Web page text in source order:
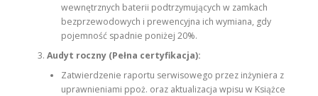
wewnętrznych baterii podtrzymujących w zamkach
bezprzewodowych i prewencyjna ich wymiana, gdy
pojemność spadnie poniżej 20%.
Audyt roczny (Pełna certyfikacja):
Zatwierdzenie raportu serwisowego przez inżyniera z
uprawnieniami ppoż. oraz aktualizacja wpisu w Książce